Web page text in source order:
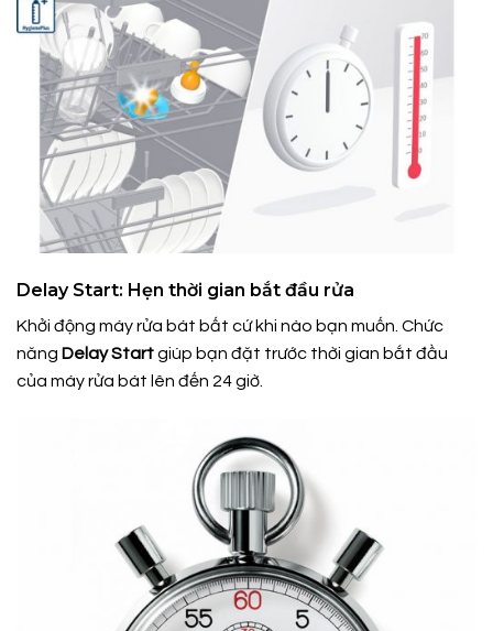
Delay Start: Hẹn thời gian bắt đầu rửa
Khởi động máy rửa bát bất cứ khi nào bạn muốn. Chức
năng Delay Startgiúp bạn đặt trước thời gian bắt đầu
của máy rửa bát lên đến 24 giờ.